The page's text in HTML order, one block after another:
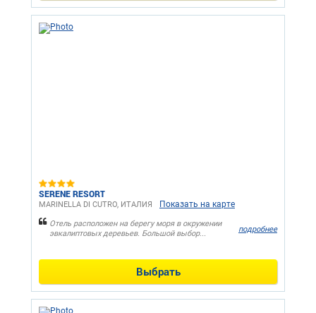
SERENE RESORT
MARINELLA DI CUTRO, ИТАЛИЯ Показать на карте
Отель расположен на берегу моря в окружении
эвкалиптовых деревьев. Большой выбор...
подробнее
Выбрать